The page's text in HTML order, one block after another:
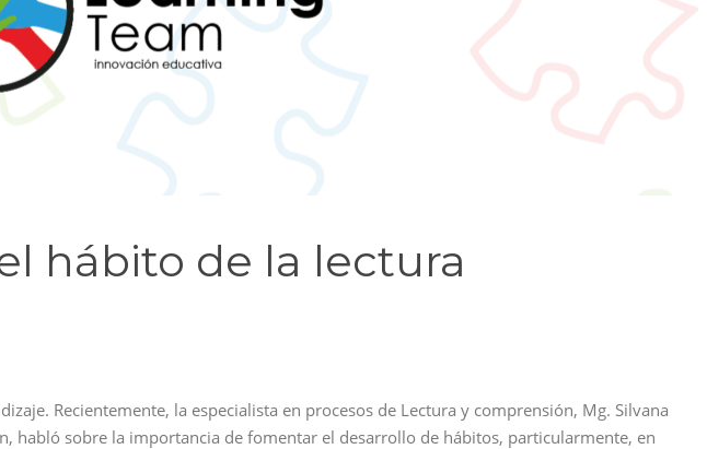
hábito de la lectura
Recientemente, la especialista en procesos de Lectura y comprensión, Mg. Silvana
habló sobre la importancia de fomentar el desarrollo de hábitos, particularmente, en